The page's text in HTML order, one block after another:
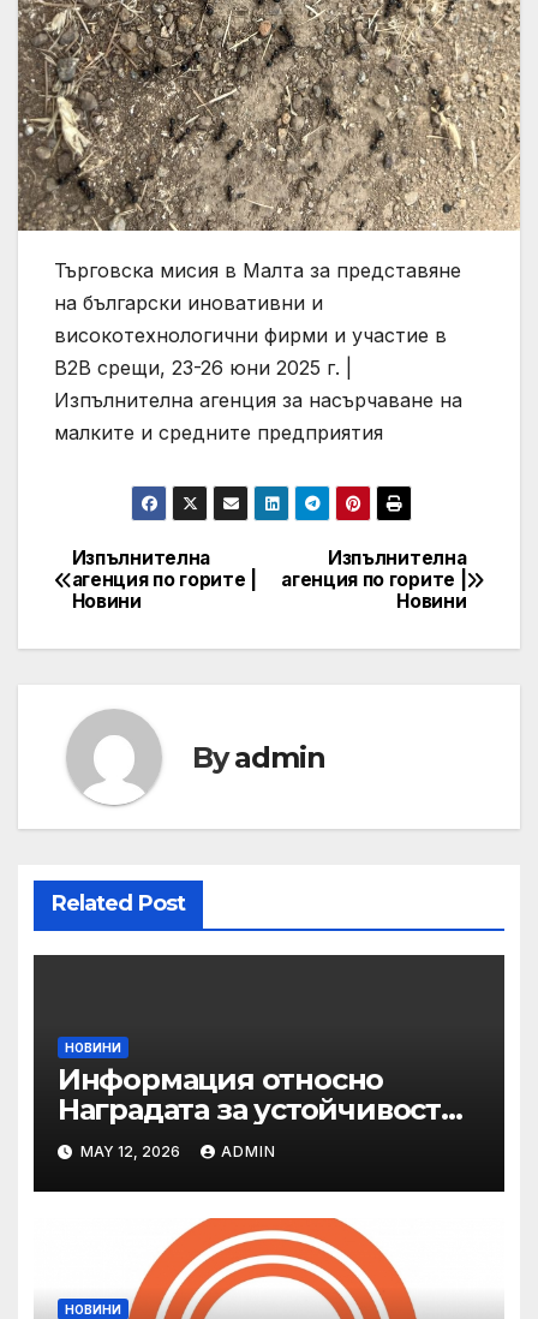
Търговска мисия в Малта за представяне
на български иновативни и
високотехнологични фирми и участие в
B2B срещи, 23-26 юни 2025 г. |
Изпълнителна агенция за насърчаване на
малките и средните предприятия
Post
navigation
Изпълнителна
агенция по горите |
Новини
Изпълнителна
агенция по горите |
Новини
Byadmin
Related Post
НОВИНИ
Информация относно
Наградата за устойчивост
на ОАЕ „Зайед“
MAY 12, 2026 ADMIN
НОВИНИ